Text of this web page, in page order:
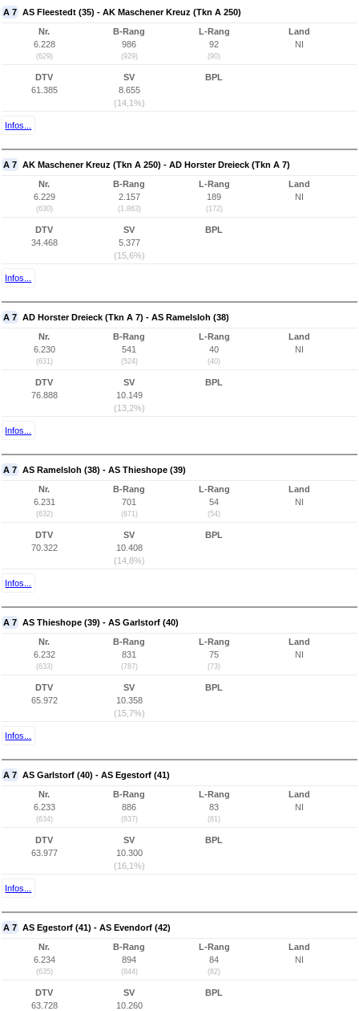
A 7 AS Fleestedt (35) - AK Maschener Kreuz (Tkn A 250)
Nr.
6.228
(629)
B-Rang
986
(929)
L-Rang
92
(90)
Land
NI
DTV
61.385
SV
8.655
(14,1%)
BPL
Infos...
A 7 AK Maschener Kreuz (Tkn A 250) - AD Horster Dreieck (Tkn A 7)
Nr.
6.229
(630)
B-Rang
2.157
(1.863)
L-Rang
189
(172)
Land
NI
DTV
34.468
SV
5.377
(15,6%)
BPL
Infos...
A 7 AD Horster Dreieck (Tkn A 7) - AS Ramelsloh (38)
Nr.
6.230
(631)
B-Rang
541
(524)
L-Rang
40
(40)
Land
NI
DTV
76.888
SV
10.149
(13,2%)
BPL
Infos...
A 7 AS Ramelsloh (38) - AS Thieshope (39)
Nr.
6.231
(632)
B-Rang
701
(671)
L-Rang
54
(54)
Land
NI
DTV
70.322
SV
10.408
(14,8%)
BPL
Infos...
A 7 AS Thieshope (39) - AS Garlstorf (40)
Nr.
6.232
(633)
B-Rang
831
(787)
L-Rang
75
(73)
Land
NI
DTV
65.972
SV
10.358
(15,7%)
BPL
Infos...
A 7 AS Garlstorf (40) - AS Egestorf (41)
Nr.
6.233
(634)
B-Rang
886
(837)
L-Rang
83
(81)
Land
NI
DTV
63.977
SV
10.300
(16,1%)
BPL
Infos...
A 7 AS Egestorf (41) - AS Evendorf (42)
Nr.
6.234
(635)
B-Rang
894
(844)
L-Rang
84
(82)
Land
NI
DTV
63.728
SV
10.260
BPL